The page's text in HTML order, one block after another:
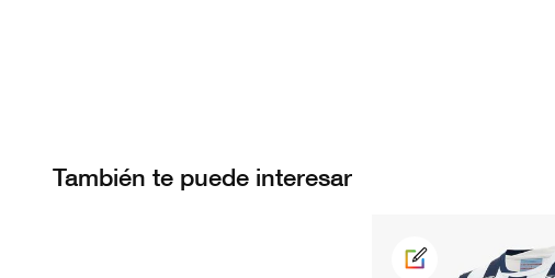
También te puede interesar